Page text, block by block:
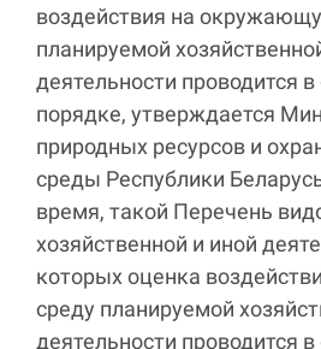
воздействия на
планируемой
деятельности проводится
порядке, утверждается
природных ресурсов и
среды Республики
время, такой Перечень
хозяйственной и иной
которых оценка
среду планируемой
деятельности проводится